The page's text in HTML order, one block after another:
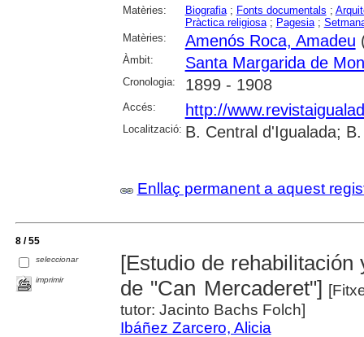
Matèries: Biografia; Fonts documentals ;
Pràctica religiosa; Pagesia;
Matèries:
Amenós Roca, Amadeu
Àmbit: Santa Margarida de
Cronologia: 1899 - 1908
Accés: http://
Localització: B. Central d'Igualada;
Enllaç permanent a aquest
8 / 55
seleccionar
imprimir
[Estudio de
de "Can Mercaderet"]
tutor: Jacinto Bachs Folch]
Ibáñez Zarcero, Alicia